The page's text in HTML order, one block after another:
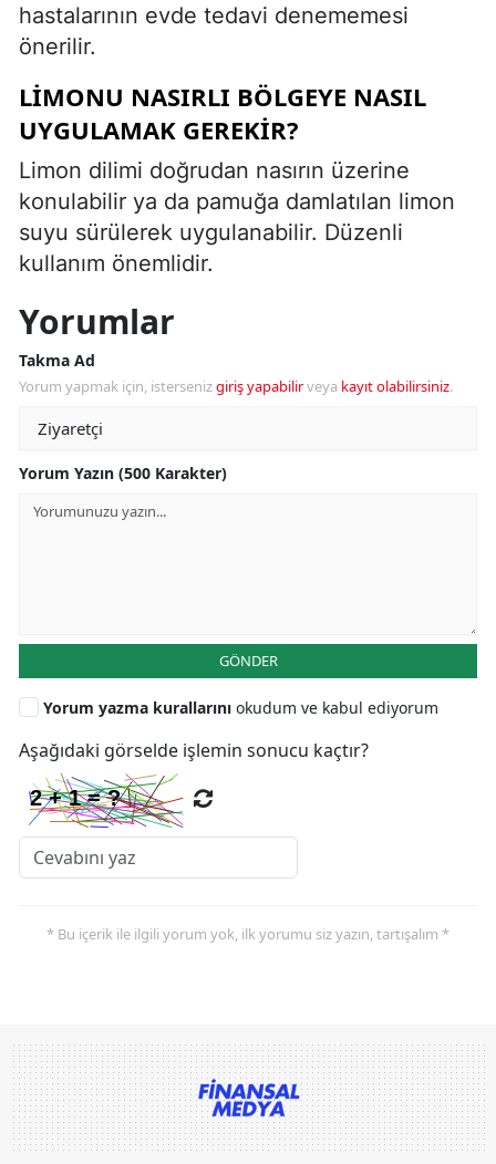
hastalarının evde tedavi denememesi
önerilir.
LIMONU NASIRLI BÖLGEYE NASIL
UYGULAMAK GEREKIR?
Limon dilimi doğrudan nasırın üzerine
konulabilir ya da pamuğa damlatılan limon
suyu sürülerek uygulanabilir. Düzenli
kullanım önemlidir.
Yorumlar
Takma Ad
Yorum yapmak için, istersenizgiriş yapabilirveya kayıt olabilirsiniz.
Yorum Yazın (500 Karakter)
GÖNDER
Yorum yazma kurallarını okudum ve kabul ediyorum
Aşağıdaki görselde işlemin sonucu kaçtır?
* Bu içerik ile ilgili yorum yok, ilk yorumu siz yazın, tartışalım *